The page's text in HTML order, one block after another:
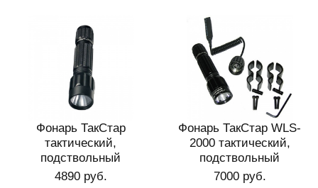
Фонарь ТакСтар
тактический,
подствольный
4890 руб.
Фонарь ТакСтар WLS-
2000 тактический,
подствольный
7000 руб.